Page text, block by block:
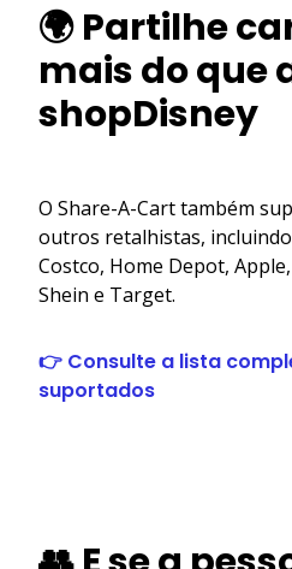
🌍 Partilhe
mais do que
shopDisney
O Share-A-Cart também
outros retalhistas,
Costco, Home Depot,
Shein e Target.
👉 Consulte a lista
suportados